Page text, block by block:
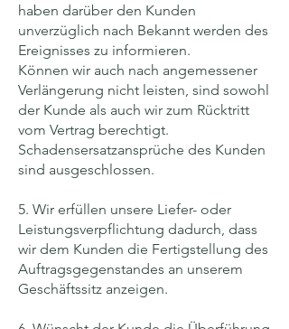
haben darüber den Kunden
unverzüglich nach Bekannt werden des
Ereignisses zu informieren.
Können wir auch nach angemessener
Verlängerung nicht leisten, sind sowohl
der Kunde als auch wir zum Rücktritt
vom Vertrag berechtigt.
Schadensersatzansprüche des Kunden
sind ausgeschlossen.
5. Wir erfüllen unsere Liefer- oder
Leistungsverpflichtung dadurch, dass
wir dem Kunden die Fertigstellung des
Auftragsgegenstandes an unserem
Geschäftssitz anzeigen.